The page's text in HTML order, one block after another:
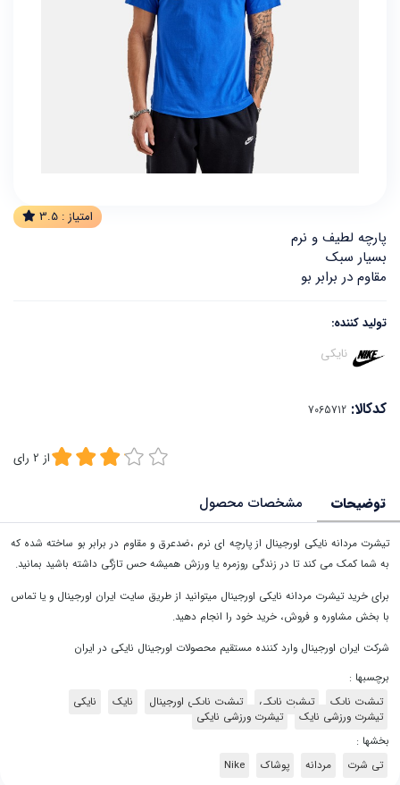
امتیاز : 3.5
پارچه لطیف و نرم
بسیار سبک
مقاوم در برابر بو
تولید کننده:
نایکی
کدکالا:
از 2 رای
توضیحات مشخصات محصول
تیشرت مردانه نایکی اورجینال از پارچه ای نرم ،ضدعرق و مقاوم در برابر بو ساخته شده که
به شما کمک می کند تا در زندگی روزمره یا ورزش همیشه حس تازگی داشته باشید بمانید.
برای خرید تیشرت مردانه نایکی اورجینال میتوانید از طریق سایت ایران اورجینال و یا تماس
با بخش مشاوره و فروش، خرید خود را انجام دهید.
شرکت ایران اورجینال وارد کننده مستقیم محصولات اورجینال نایکی در ایران
برچسبها :
تیشرت نایک
تیشرت نایکی تیشرت نایکی اورجینال نایک
نایکی
تیشرت ورزشی نایک
تیشرت ورزشی نایکی
بخشها :
تی شرت
مردانه پوشاک Nike